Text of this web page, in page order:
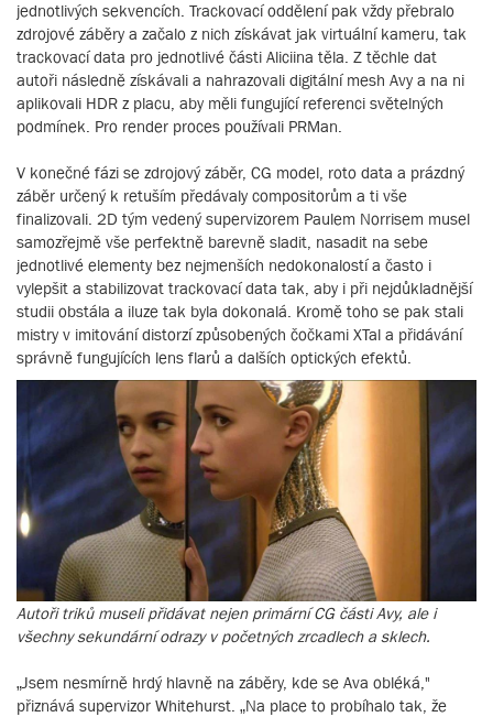
jednotlivých sekvencích. Trackovací oddělení pak vždy přebralo
zdrojové záběry a začalo z nich získávat jak virtuální kameru, tak
trackovací data pro jednotlivé části Aliciina těla. Z těchle dat
autoři následně získávali a nahrazovali digitální mesh Avy a na ni
aplikovali HDR z placu, aby měli fungující referenci světelných
podmínek. Pro render proces používali PRMan.
V konečné fázi se zdrojový záběr, CG model, roto data a prázdný
záběr určený k retuším předávaly compositorům a ti vše
finalizovali. 2D tým vedený supervizorem Paulem Norrisem musel
samozřejmě vše perfektně barevně sladit, nasadit na sebe
jednotlivé elementy bez nejmenších nedokonalostí a často i
vylepšit a stabilizovat trackovací data tak, aby i při nejdůkladnější
studii obstála a iluze tak byla dokonalá. Kromě toho se pak stali
mistry v imitování distorzí způsobených čočkami XTal a přidávání
správně fungujících lens flarů a dalších optických efektů.
Autoři triků museli přidávat nejen primární CG části Avy, ale i
všechny sekundární odrazy v početných zrcadlech a sklech.
„Jsem nesmírně hrdý hlavně na záběry, kde se Ava obléká,"
přiznává supervizor Whitehurst. „Na place to probíhalo tak, že